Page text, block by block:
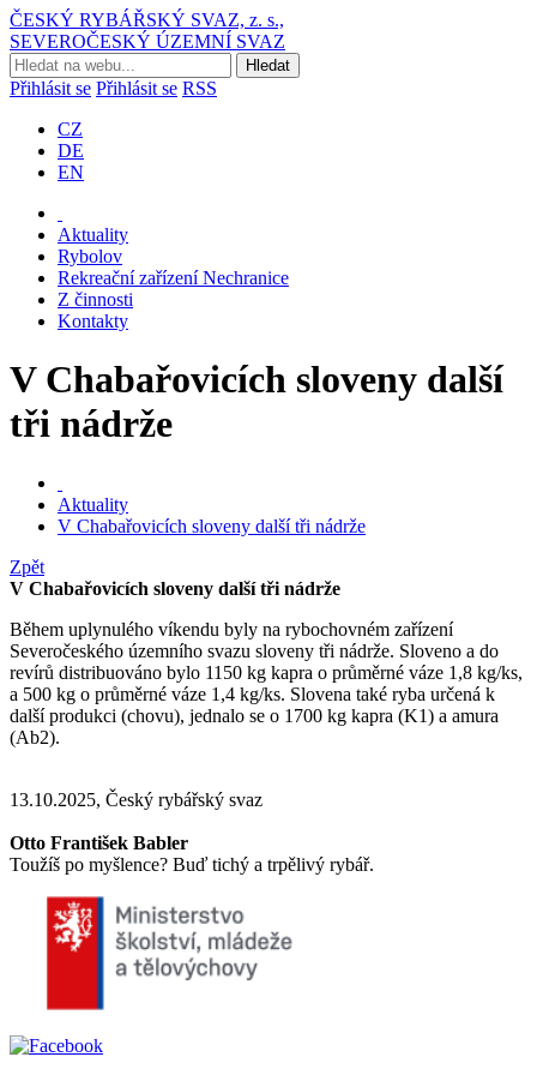
ČESKÝ RYBÁŘSKÝ SVAZ, z. s.,
SEVEROČESKÝ ÚZEMNÍ SVAZ
Přihlásit se Přihlásit se RSS
CZ
DE
EN
Aktuality
Rybolov
Rekreační zařízení Nechranice
Z činnosti
Kontakty
V Chabařovicích sloveny další
tři nádrže
Aktuality
V Chabařovicích sloveny další tři nádrže
Zpět
V Chabařovicích sloveny další tři nádrže
Během uplynulého víkendu byly na rybochovném zařízení
Severočeského územního svazu sloveny tři nádrže. Sloveno a do
revírů distribuováno bylo 1150 kg kapra o průměrné váze 1,8 kg/ks,
a 500 kg o průměrné váze 1,4 kg/ks. Slovena také ryba určená k
další produkci (chovu), jednalo se o 1700 kg kapra (K1) a amura
(Ab2).
13.10.2025, Český rybářský svaz
Otto František Babler
Toužíš po myšlence? Buď tichý a trpělivý rybář.